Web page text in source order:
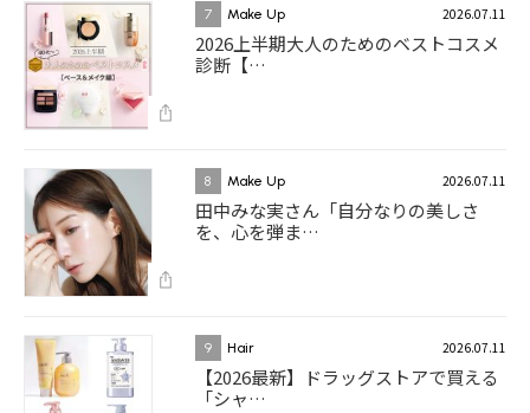
7 Make Up 2026.07.11
2026上半期大人のためのベストコスメ
診断【…
8 Make Up 2026.07.11
田中みな実さん「自分なりの美しさ
を、心を弾ま…
9 Hair 2026.07.11
【2026最新】ドラッグストアで買える
「シャ…